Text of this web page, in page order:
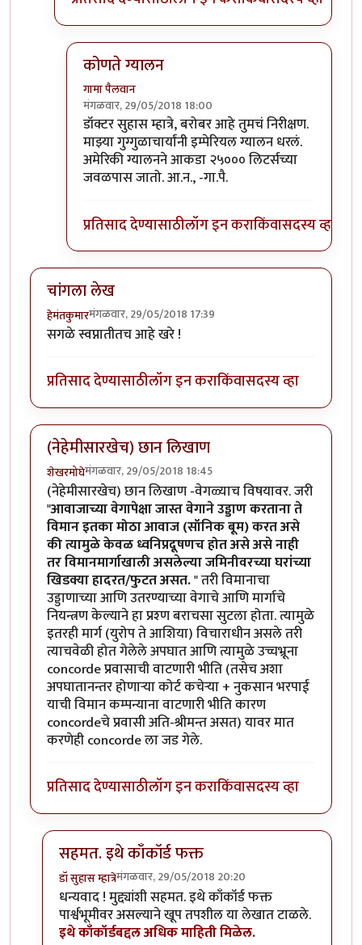
कोणते ग्यालन
गामा पैलवान
मंगळवार, 29/05/2018 18:00
In reply toआताच तुमचा दुवा बघितला तेथेही
डॉक्टर सुहास म्हात्रे, बरोबर आहे तुमचं निरीक्षण.
माझ्या गुग्गुळाचार्यांनी इम्पेरियल ग्यालन धरलं.
अमेरिकी ग्यालनने आकडा २५००० लिटर्सच्या
जवळपास जातो. आ.न., -गा.पै.
प्रतिसाद देण्यासाठीलॉग इन कराकिंवासदस्य व्हा
चांगला लेख
हेमंतकुमारमंगळवार, 29/05/2018 17:39
सगळे स्वप्नातीतच आहे खरे !
प्रतिसाद देण्यासाठीलॉग इन कराकिंवासदस्य व्हा
(नेहेमीसारखेच) छान लिखाण
शेखरमोघेमंगळवार, 29/05/2018 18:45
(नेहेमीसारखेच) छान लिखाण -वेगळ्याच विषयावर. जरी
"आवाजाच्या वेगापेक्षा जास्त वेगाने उड्डाण करताना ते
विमान इतका मोठा आवाज (सॉनिक बूम) करत असे
की त्यामुळे केवळ ध्वनिप्रदूषणच होत असे असे नाही
तर विमानमार्गाखाली असलेल्या जमिनीवरच्या घरांच्या
खिडक्या हादरत/फुटत असत." तरी विमानाचा
उड्डाणाच्या आणि उतरण्याच्या वेगाचे आणि मार्गाचे
नियन्त्रण केल्याने हा प्रश्ण बराचसा सुटला होता. त्यामुळे
इतरही मार्ग (युरोप ते आशिया) विचाराधीन असले तरी
त्याचवेळी होत गेलेले अपघात आणि त्यामुळे उच्चभ्रूना
concorde प्रवासाची वाटणारी भीति (तसेच अशा
अपघातानन्तर होणार्‍या कोर्ट कचेर्‍या + नुकसान भरपाई
याची विमान कम्पन्याना वाटणारी भीति कारण
concordeचे प्रवासी अति-श्रीमन्त असत) यावर मात
करणेही concorde ला जड गेले.
प्रतिसाद देण्यासाठीलॉग इन कराकिंवासदस्य व्हा
सहमत. इथे काँकॉर्ड फक्त
डॉ सुहास म्हात्रेमंगळवार, 29/05/2018 20:20
In reply to(नेहेमीसारखेच) छान लिखाणby
धन्यवाद ! मुद्द्यांशी सहमत. इथे काँकॉर्ड फक्त
पार्श्वभूमीवर असल्याने खूप तपशील या लेखात टाळले.
इथे काँकॉर्डबद्दल अधिक माहिती मिळेल.